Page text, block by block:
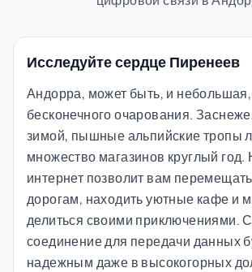
Исследуйте сердце Пиренеев
Андорра, может быть, и
бесконечного очарования.
зимой, пышные альпийские тропы
множество магазинов круглый
интернет позволит вам
дорогам, находить уютные кафе и
делиться своими приключениями.
соединение для передачи данных
надежным даже в высокогорных